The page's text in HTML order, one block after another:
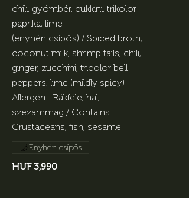
chili, gyömbér, cukkini, trikolor
paprika, lime
(enyhén csípős) / Spiced broth,
coconut milk, shrimp tails, chili,
ginger, zucchini, tricolor bell
peppers, lime (mildly spicy)
Allergén : Rákféle, hal,
szezámmag / Contains:
Crustaceans, fish, sesame
HUF 3,990
Enyhén csípős